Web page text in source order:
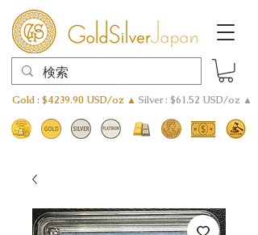
Gold : $4239.90 USD/oz ▲ Silver : $61.52 USD/oz ▲